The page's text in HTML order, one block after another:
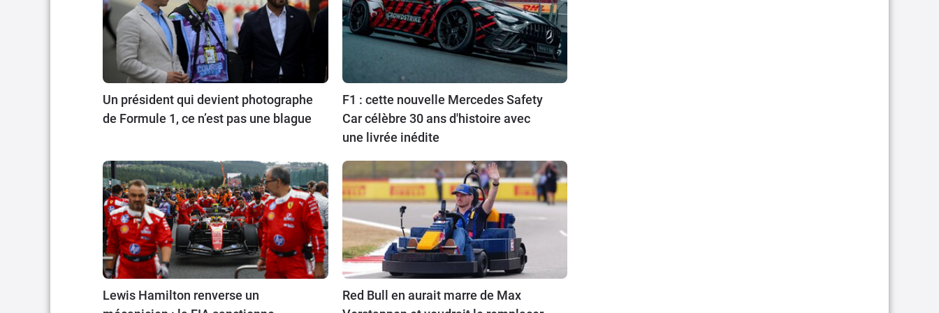
Un président qui devient photographe
de Formule 1, ce n’est pas une blague
F1 : cette nouvelle Mercedes Safety
Car célèbre 30 ans d'histoire avec
une livrée inédite
Lewis Hamilton renverse un
Red Bull en aurait marre de Max